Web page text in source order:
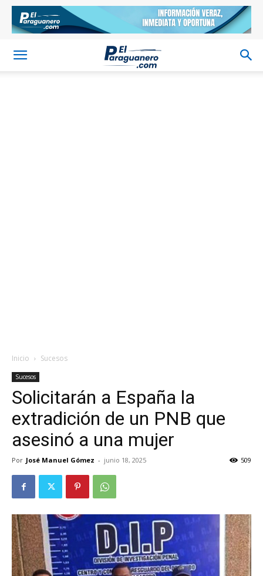
Inicio Sucesos
Sucesos
Solicitarán a España la
extradición de un PNB que
asesinó a una mujer
Por José Manuel Gómez - junio 18, 2025 509